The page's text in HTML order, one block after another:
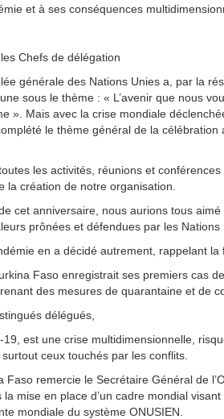
et à ses conséquences
Chefs de délégation
générale des Nations Unies a, par la
sous le thème : « L’avenir que nous
». Mais avec la crise mondiale
le thème général de la
les activités, réunions et
la création de notre organisation.
cet anniversaire, nous aurions tous
prônées et défendues par les Nations
en a décidé autrement, rappelant
Faso enregistrait ses premiers cas
des mesures de quarantaine et de
délégués,
est une crise multidimensionnelle,
ceux touchés par les conflits.
Faso remercie le Secrétaire Général de
mise en place d’un cadre mondial
mondiale du système ONUSIEN.